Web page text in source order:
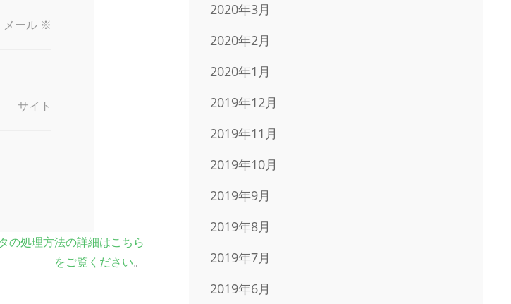
メール ※
サイト
の処理方法の詳細はこちら
をご覧ください。
2020年3月
2020年2月
2020年1月
2019年12月
2019年11月
2019年10月
2019年9月
2019年8月
2019年7月
2019年6月